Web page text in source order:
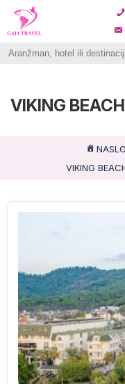
VIKING
VIKING